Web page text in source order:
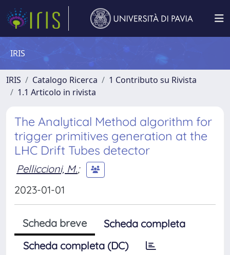
IRIS
IRIS Catalogo Ricerca
1 Contributo su Rivista
1.1 Articolo in rivista
The Analytical Method algorithm for
trigger primitives generation at the
LHC Drift Tubes detector
Pelliccioni, M.;
2023-01-01
Scheda breve
Scheda completa
Scheda completa (DC)